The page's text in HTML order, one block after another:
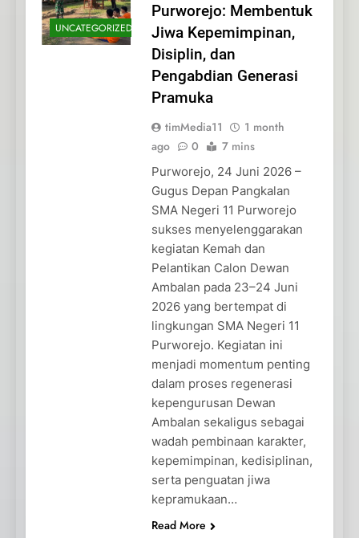
UNCATEGORIZED
Purworejo: Membentuk
Jiwa Kepemimpinan,
Disiplin, dan
Pengabdian Generasi
Pramuka
timMedia11
1 month
ago
0 7 mins
Purworejo, 24 Juni 2026 –
Gugus Depan Pangkalan
SMA Negeri 11 Purworejo
sukses menyelenggarakan
kegiatan Kemah dan
Pelantikan Calon Dewan
Ambalan pada 23–24 Juni
2026 yang bertempat di
lingkungan SMA Negeri 11
Purworejo. Kegiatan ini
menjadi momentum penting
dalam proses regenerasi
kepengurusan Dewan
Ambalan sekaligus sebagai
wadah pembinaan karakter,
kepemimpinan, kedisiplinan,
serta penguatan jiwa
kepramukaan…
Read More